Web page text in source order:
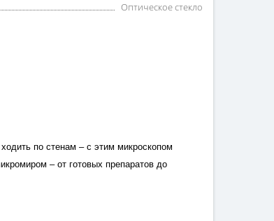
Оптическое стекло
по стенам – с этим микроскопом
– от готовых препаратов до